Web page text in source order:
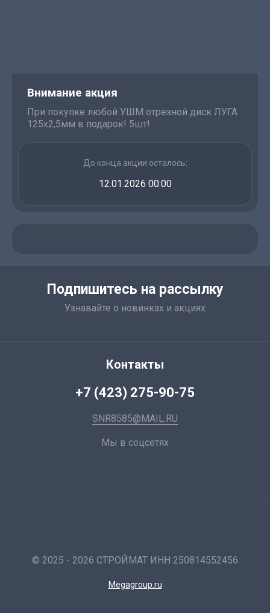
Внимание акция
При покупке любой УШМ отрезной диск ЛУГА
125х2,5мм в подарок! 5шт!
До конца акции осталось:
12.01.2026 00:00
Подпишитесь на рассылку
Узнавайте о новинках и акциях
Контакты
+7 (423) 275-90-75
SNR8585@MAIL.RU
Мы в соцсетях
© 2025 - 2026 СТРОЙМАТ ИНН 250814552456
Megagroup.ru